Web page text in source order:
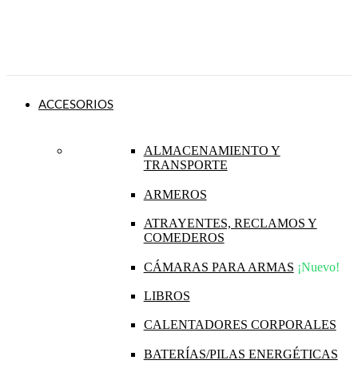
ACCESORIOS
ALMACENAMIENTO Y
TRANSPORTE
ARMEROS
ATRAYENTES, RECLAMOS Y
COMEDEROS
CÁMARAS PARA ARMAS ¡Nuevo!
LIBROS
CALENTADORES CORPORALES
BATERÍAS/PILAS ENERGÉTICAS